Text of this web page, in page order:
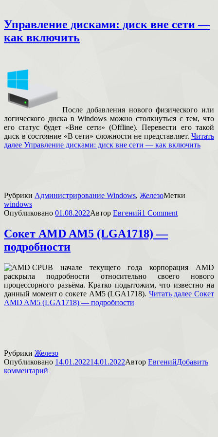
Управление дисками: диск вне сети —
как включить
После добавления нового физического или
логического диска в Windows можно столкнуться с тем, что
его статус будет «Вне сети» (Offline). Перевести его такой
диск в состояние «В сети» сложности не представляет. Читать
далее Управление дисками: диск вне сети — как включить
Рубрики Администрирование Windows, ЖелезоМетки
windows
Опубликовано 01.08.2022Автор Евгений1 Comment
Сокет AMD AM5 (LGA1718) —
подробности
В начале текущего года корпорация AMD
раскрыла подробности относительно своего нового
процессорного разъёма. Кратко подытожим, что известно на
данный момент о сокете AM5 (LGA1718). Читать далее Сокет
AMD AM5 (LGA1718) — подробности
Рубрики Железо
Опубликовано 14.01.202214.01.2022Автор ЕвгенийДобавить
комментарий